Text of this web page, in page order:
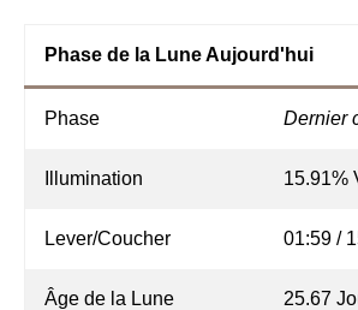
Phase de la Lune Aujourd'hui
Phase Dernier
Illumination 15.91%
Lever/Coucher 01:59 /
Âge de la Lune 25.67